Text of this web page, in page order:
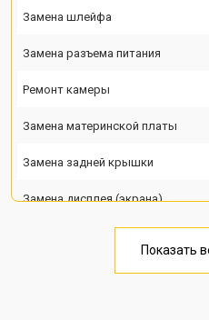
Замена шлейфа
Замена разъема питания
Ремонт камеры
Замена материнской платы
Замена задней крышки
Замена дисплея (экрана)
Замена кнопки включения
Показать